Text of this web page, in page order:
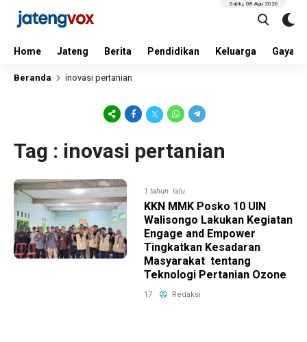
Home Jateng Berita Pendidikan Keluarga Gaya
Sabtu, 08 Agu 2026
Beranda inovasi pertanian
Tag : inovasi pertanian
1 tahun lalu
KKN MMK Posko 10 UIN
Walisongo Lakukan Kegiatan
Engage and Empower
Tingkatkan Kesadaran
Masyarakat tentang
Teknologi Pertanian Ozone
17 Redaksi